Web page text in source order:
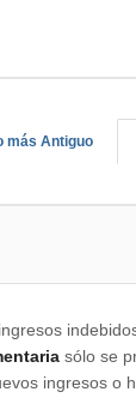
más Antiguo
sólo se
ingresos o